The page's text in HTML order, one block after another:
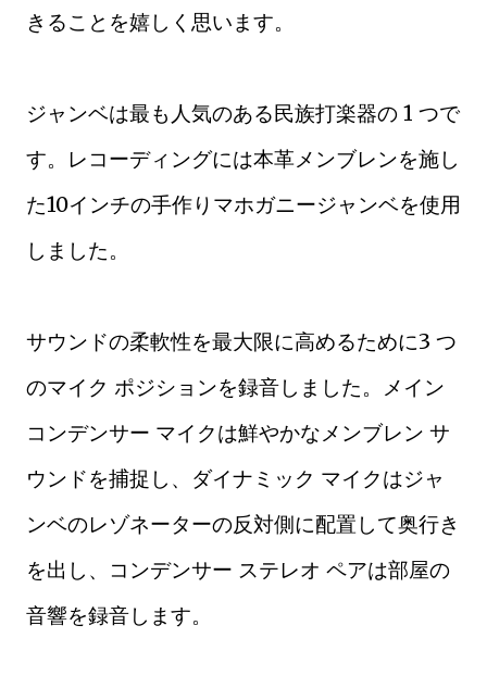
きることを嬉しく思います。
ジャンベは最も人気のある民族打楽器の 1 つで
す。レコーディングには本革メンブレンを施し
た10インチの手作りマホガニージャンベを使用
しました。
サウンドの柔軟性を最大限に高めるために3 つ
のマイク ポジションを録音しました。メイン
コンデンサー マイクは鮮やかなメンブレン サ
ウンドを捕捉し、ダイナミック マイクはジャ
ンベのレゾネーターの反対側に配置して奥行き
を出し、コンデンサー ステレオ ペアは部屋の
音響を録音します。